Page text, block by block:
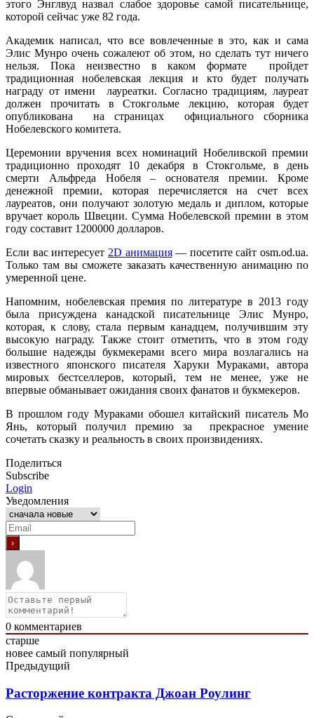
этого Энглвуд назвал слабое здоровье самой писательнице,
которой сейчас уже 82 года.
Академик написал, что все вовлеченные в это, как и сама
Элис Мунро очень сожалеют об этом, но сделать тут ничего
нельзя. Пока неизвестно в каком формате пройдет
традиционная нобелевская лекция и кто будет получать
награду от имени лауреатки. Согласно традициям, лауреат
должен прочитать в Стокгольме лекцию, которая будет
опубликована на страницах официального сборника
Нобелевского комитета.
Церемонии вручения всех номинаций Нобеливской премии
традиционно проходят 10 декабря в Стокгольме, в день
смерти Альфреда Нобеля – основателя премии. Кроме
денежной премии, которая перечисляется на счет всех
лауреатов, они получают золотую медаль и диплом, которые
вручает король Швеции. Сумма Нобелевской премии в этом
году составит 1200000 долларов.
Если вас интересует 2D анимация— посетите сайт osm.od.ua.
Только там вы сможете заказать качественную анимацию по
умеренной цене.
Напомним, нобелевская премия по литературе в 2013 году
была присуждена канадской писательнице Элис Мунро,
которая, к слову, стала первым канадцем, получившим эту
высокую награду. Также стоит отметить, что в этом году
большие надежды букмекерами всего мира возлагались на
известного японского писателя Харуки Мураками, автора
мировых бестселлеров, который, тем не менее, уже не
впервые обманывает ожидания своих фанатов и букмекеров.
В прошлом году Мураками обошел китайский писатель Мо
Янь, который получил премию за прекрасное умение
сочетать сказку и реальность в своих произвидениях.
Поделиться
Subscribe
Login
Уведомления
0 комментариев
старше
новее самый популярный
Предыдущий
Расторжение контракта Джоан Роулинг